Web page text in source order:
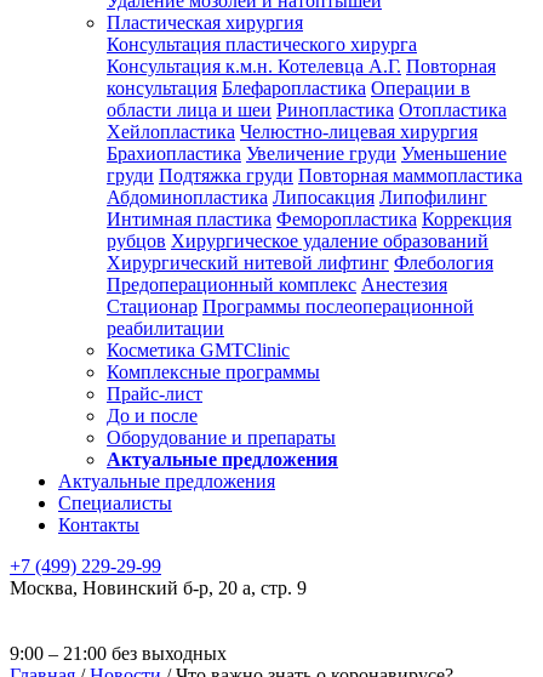
Пластическая хирургия
Консультация пластического хирурга
Консультация к.м.н. Котелевца А.Г. Повторная
консультация Блефаропластика Операции в
области лица и шеи Ринопластика Отопластика
Хейлопластика Челюстно-лицевая хирургия
Брахиопластика Увеличение груди Уменьшение
груди Подтяжка груди Повторная маммопластика
Абдоминопластика Липосакция Липофилинг
Интимная пластика Феморопластика Коррекция
рубцов Хирургическое удаление образований
Хирургический нитевой лифтинг Флебология
Предоперационный комплекс Анестезия
Стационар Программы послеоперационной
реабилитации
Косметика GMTClinic
Комплексные программы
Прайс-лист
До и после
Оборудование и препараты
Актуальные предложения
Актуальные предложения
Специалисты
Контакты
+7 (499) 229-29-99
Москва, Новинский б-р, 20 а, стр. 9
9:00 – 21:00 без выходных